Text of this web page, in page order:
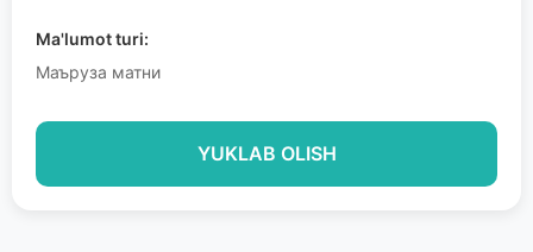
Ma'lumot turi:
Маъруза матни
YUKLAB OLISH